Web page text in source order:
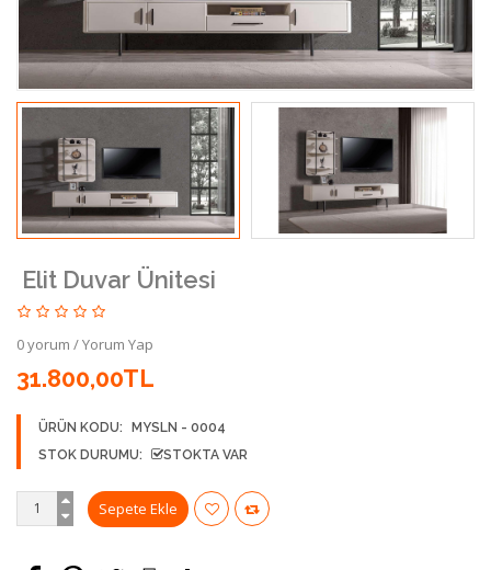
Elit Duvar Ünitesi
0 yorum /Yorum Yap
31.800,00TL
ÜRÜN KODU:
MYSLN - 0004
STOK DURUMU:
STOKTA VAR